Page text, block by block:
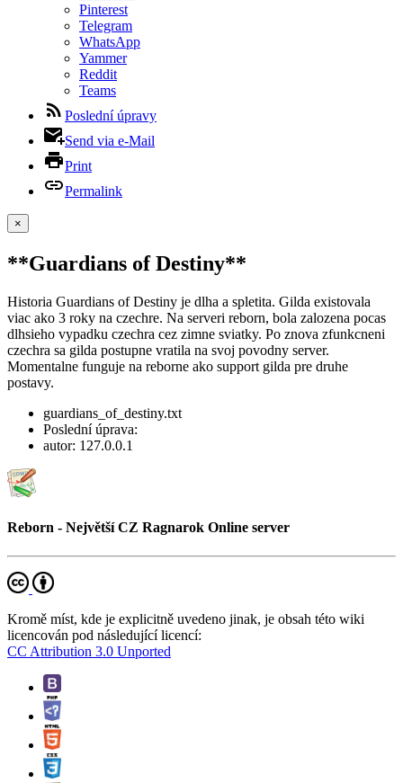
Pinterest
Telegram
WhatsApp
Yammer
Reddit
Teams
Poslední úpravy
Send via e-Mail
Print
Permalink
×
**Guardians of Destiny**
Historia Guardians of Destiny je dlha a spletita. Gilda existovala
viac ako 3 roky na czechre. Na serveri reborn, bola zalozena pocas
dlhsieho vypadku czechra cez zimne sviatky. Po znova zfunkcneni
czechra sa gilda postupne vratila na svoj povodny server.
Momentalne funguje na reborne ako support gilda pre druhe
postavy.
guardians_of_destiny.txt
Poslední úprava:
autor: 127.0.0.1
Reborn - Největší CZ Ragnarok Online server
Kromě míst, kde je explicitně uvedeno jinak, je obsah této wiki
licencován pod následující licencí:
CC Attribution 3.0 Unported